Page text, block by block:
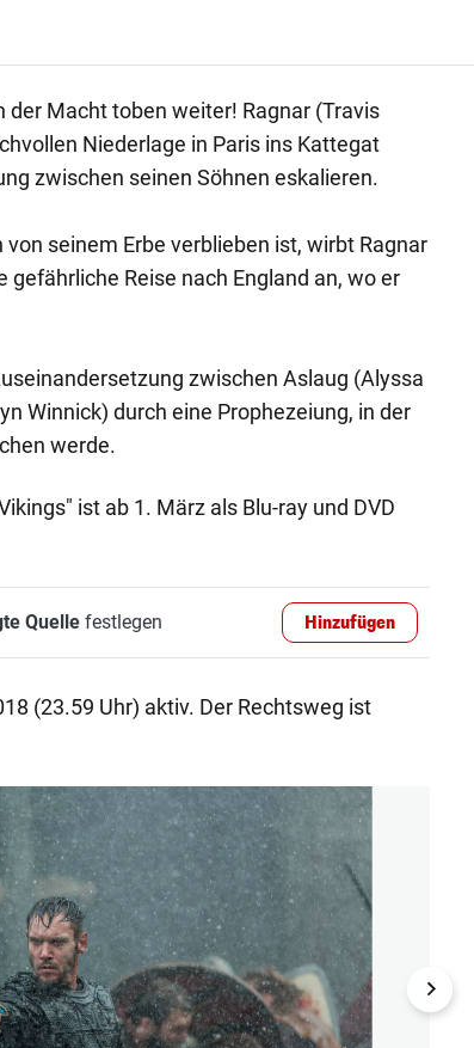
der Macht toben weiter! Ragnar (Travis
Niederlage in Paris ins Kattegat
zwischen seinen Söhnen eskalieren.
seinem Erbe verblieben ist, wirbt Ragnar
Reise nach England an, wo er
zwischen Aslaug (Alyssa
Winnick) durch eine Prophezeiung, in der
werde.
ist ab 1. März als Blu-ray und DVD
Quellefestlegen Hinzufügen
(23.59 Uhr) aktiv. Der Rechtsweg ist